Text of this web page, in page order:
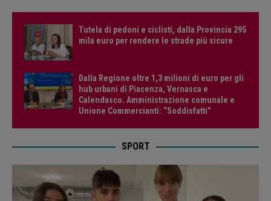
Tutela di pedoni e ciclisti, dalla Provincia 295
mila euro per rendere le strade più sicure
Dalla Regione oltre 1,3 milioni di euro per gli
hub urbani di Piacenza, Vernasca e
Calendasco. Amministrazione comunale e
Unione Commercianti: “Soddisfatti”
SPORT